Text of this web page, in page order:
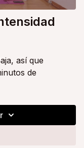
así que
de
la actitud!